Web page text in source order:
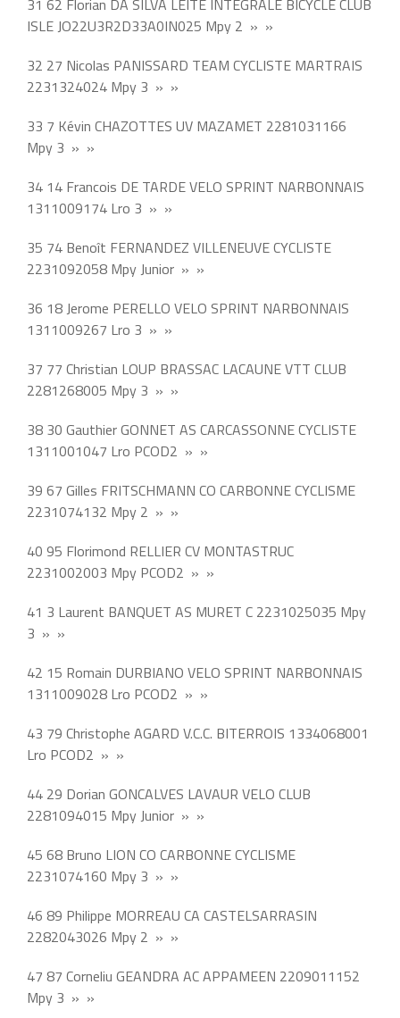
31 62 Florian DA SILVA LEITE INTEGRALE BICYCLE CLUB
ISLE JO22U3R2D33A0IN025 Mpy 2 » »
32 27 Nicolas PANISSARD TEAM CYCLISTE MARTRAIS
2231324024 Mpy 3 » »
33 7 Kévin CHAZOTTES UV MAZAMET 2281031166
Mpy 3 » »
34 14 Francois DE TARDE VELO SPRINT NARBONNAIS
1311009174 Lro 3 » »
35 74 Benoît FERNANDEZ VILLENEUVE CYCLISTE
2231092058 Mpy Junior » »
36 18 Jerome PERELLO VELO SPRINT NARBONNAIS
1311009267 Lro 3 » »
37 77 Christian LOUP BRASSAC LACAUNE VTT CLUB
2281268005 Mpy 3 » »
38 30 Gauthier GONNET AS CARCASSONNE CYCLISTE
1311001047 Lro PCOD2 » »
39 67 Gilles FRITSCHMANN CO CARBONNE CYCLISME
2231074132 Mpy 2 » »
40 95 Florimond RELLIER CV MONTASTRUC
2231002003 Mpy PCOD2 » »
41 3 Laurent BANQUET AS MURET C 2231025035 Mpy
3 » »
42 15 Romain DURBIANO VELO SPRINT NARBONNAIS
1311009028 Lro PCOD2 » »
43 79 Christophe AGARD V.C.C. BITERROIS 1334068001
Lro PCOD2 » »
44 29 Dorian GONCALVES LAVAUR VELO CLUB
2281094015 Mpy Junior » »
45 68 Bruno LION CO CARBONNE CYCLISME
2231074160 Mpy 3 » »
46 89 Philippe MORREAU CA CASTELSARRASIN
2282043026 Mpy 2 » »
47 87 Corneliu GEANDRA AC APPAMEEN 2209011152
Mpy 3 » »